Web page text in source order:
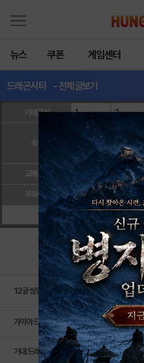
뉴스 쿠폰 게임센터
드래곤시티 - 전체글보기
카테고리 1 2
속성
금속 다크
교배시간 2~10시간
부화시간
0~30분 2~10시간
이름
12궁 쌍둥이자리 드래곤
가이아 드래곤
거대 드래곤